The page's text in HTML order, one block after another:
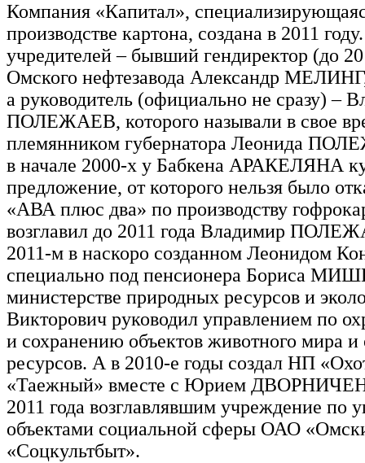
Компания «Капитал»,
производстве картона, создана в 2011
учредителей – бывший гендиректор (до
Омского нефтезавода Александр
а руководитель (официально не сразу) –
ПОЛЕЖАЕВ, которого называли в свое
племянником губернатора Леонида
в начале 2000-х у Бабкена АРАКЕЛЯНА
предложение, от которого нельзя было
«АВА плюс два» по производству
возглавил до 2011 года Владимир
2011-м в наскоро созданном Леонидом
специально под пенсионера Бориса
министерстве природных ресурсов и
Викторович руководил управлением по
и сохранению объектов животного мира и
ресурсов. А в 2010-е годы создал НП
«Таежный» вместе с Юрием
2011 года возглавлявшим учреждение по
объектами социальной сферы ОАО
«Соцкультбыт».